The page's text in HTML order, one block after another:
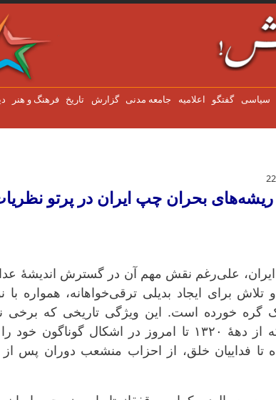
سياسی گفتگو اعلاميه جامعه مدنی گزارش تاریخ فرهنگ و هنر
ایران در پرتو نظریات کلاسیک!
ریشه‌های بحران چپ ایران در پرتو
علی‌رغم نقش مهم آن در گسترش اندیشهٔ
تلاش برای ایجاد بدیلی ترقی‌خواهانه، همواره
گره خورده است. این ویژگی تاریخی که برخی
سیاسی» می‌نامند که از دههٔ ۱۳۲۰ تا امروز در
تا فداییان خلق، از احزاب منشعب دوران پس